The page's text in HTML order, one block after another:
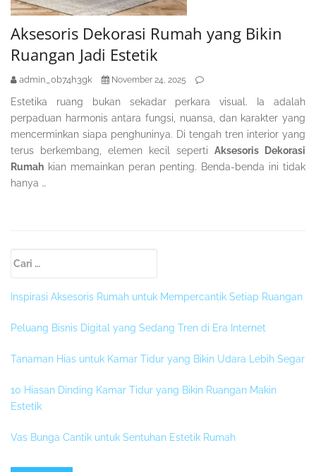
Aksesoris Dekorasi Rumah yang Bikin
Ruangan Jadi Estetik
admin_ob74h3gk November 24, 2025
Estetika ruang bukan sekadar perkara visual. Ia adalah
perpaduan harmonis antara fungsi, nuansa, dan karakter yang
mencerminkan siapa penghuninya. Di tengah tren interior yang
terus berkembang, elemen kecil seperti Aksesoris Dekorasi
Rumah kian memainkan peran penting. Benda-benda ini tidak
hanya …
Kedua
Inspirasi Aksesoris Rumah untuk Mempercantik Setiap Ruangan
Peluang Bisnis Digital yang Sedang Tren di Era Internet
Tanaman Hias untuk Kamar Tidur yang Bikin Udara Lebih Segar
10 Hiasan Dinding Kamar Tidur yang Bikin Ruangan Makin
Estetik
Vas Bunga Cantik untuk Sentuhan Estetik Rumah